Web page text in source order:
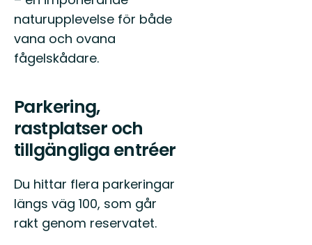
naturupplevelse för både
vana och ovana
fågelskådare.
Parkering,
rastplatser och
tillgängliga entréer
Du hittar flera parkeringar
längs väg 100, som går
rakt genom reservatet.